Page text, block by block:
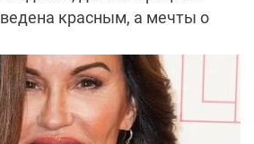
красным, а мечты о
образы. Кажется, что
Не совсем. Результат
операции не только дело
врача. Ваше тело тоже